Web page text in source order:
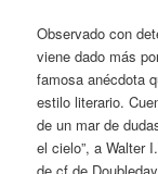
Observado con
viene dado más
famosa anécdota
estilo literario.
de un mar de
el cielo”, a Walter